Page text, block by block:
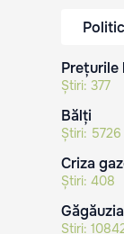
Politic
Prețurile
Știri: 377
Bălți
Știri: 5726
Criza
Știri: 408
Găgăuzia
Știri: